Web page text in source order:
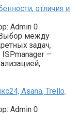
отличия и
Admin 0
между
задач,
—
Asana, Trello,
Admin 0